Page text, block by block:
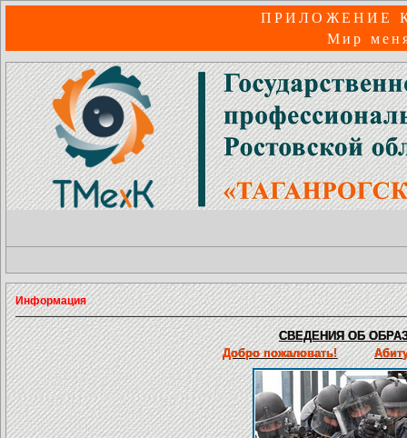
ПРИЛОЖЕНИЕ
Мир
Информация
СВЕДЕНИЯ ОБ
Добро пожаловать!